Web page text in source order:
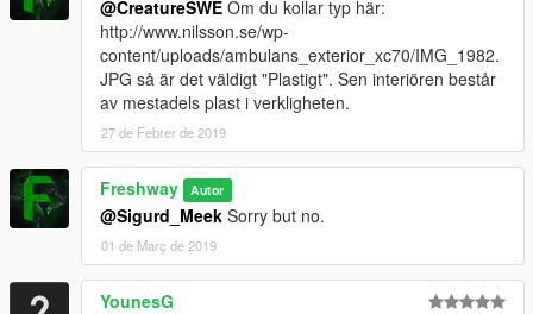
@CreatureSWE Om du kollar typ här:
http://www.nilsson.se/wp-
content/uploads/ambulans_exterior_xc70/IMG_1982.
JPG så är det väldigt "Plastigt". Sen interiören består
av mestadels plast i verkligheten.
27 de Febrer de 2019
Freshway Autor
@Sigurd_Meek Sorry but no.
01 de Març de 2019
YounesG